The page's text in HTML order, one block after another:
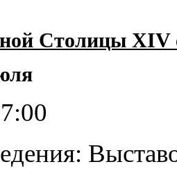
Столицы XIV